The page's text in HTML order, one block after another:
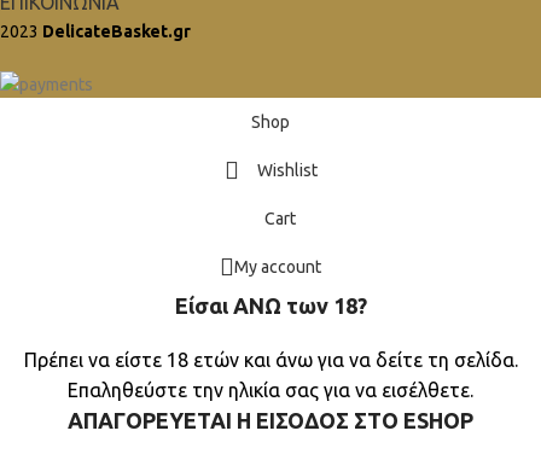
2023 DelicateBasket.gr
Shop
Wishlist
Cart
My account
Είσαι ΑΝΩ των 18?
Πρέπει να είστε 18 ετών και άνω για να δείτε τη σελίδα.
Επαληθεύστε την ηλικία σας για να εισέλθετε.
ΑΠΑΓΟΡΕΥΕΤΑΙ Η ΕΙΣΟΔΟΣ ΣΤO ESHOP